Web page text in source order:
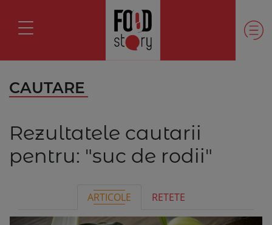
CAUTARE
Rezultatele cautarii
pentru: "suc de rodii"
ARTICOLE RETETE